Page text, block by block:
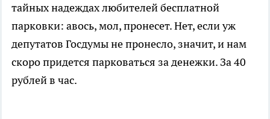
тайных надеждах любителей бесплатной
парковки: авось, мол, пронесет. Нет, если уж
депутатов Госдумы не пронесло, значит, и нам
скоро придется парковаться за денежки. За 40
рублей в час.